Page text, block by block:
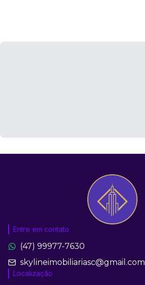
Entre em contato
(47) 99977-7630
skylineimobiliariasc@gmail.com
Localização